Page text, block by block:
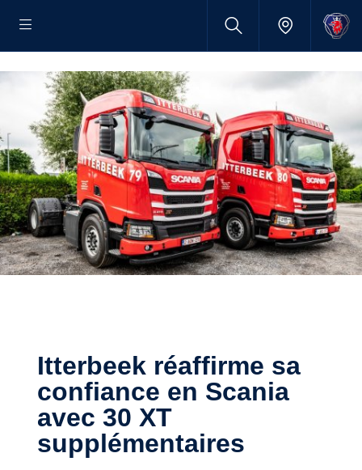
Itterbeek réaffirme sa
confiance en Scania
avec 30 XT
supplémentaires